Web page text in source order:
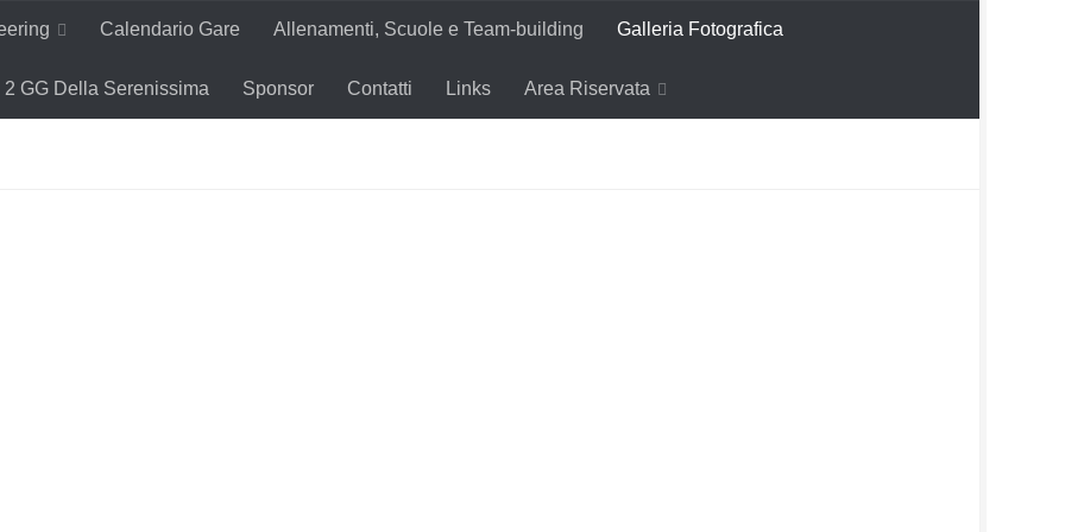
Calendario Gare Allenamenti, Scuole e Team-building Galleria Fotografica
2 GG Della Serenissima Sponsor Contatti Links Area Riservata